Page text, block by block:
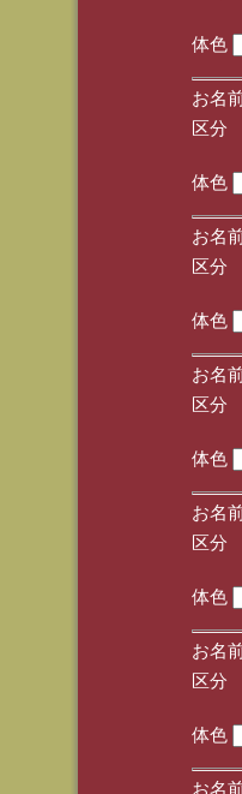
(
体色
お名
区分
(
体色
お名
区分
(
体色
お名
区分
(
体色
お名
区分
(
体色
お名
区分
(
体色
お名